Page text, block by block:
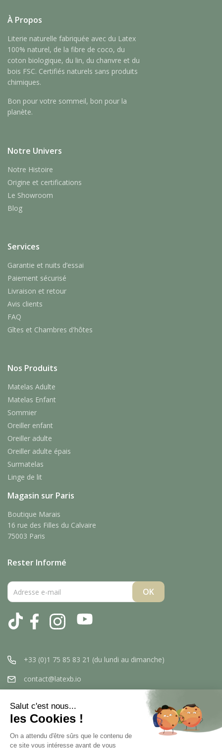
À Propos
Literie naturelle fabriquée avec du Latex
100% naturel, de la fibre de coco, du
coton biologique, du lin, du chanvre et du
bois FSC. Certifiés naturels sans produits
chimiques.
Bon pour votre sommeil, bon pour la
planète.
Notre Univers
Notre Histoire
Origine et certifications
Le Showroom
Blog
Services
Garantie et nuits d’essai
Paiement sécurisé
Livraison et retour
Avis clients
FAQ
Gîtes et Chambres d'hôtes
Nos Produits
Matelas Adulte
Matelas Enfant
Sommier
Oreiller enfant
Oreiller adulte
Oreiller adulte épais
Surmatelas
Linge de lit
Magasin sur Paris
Boutique Marais
16 rue des Filles du Calvaire
75003 Paris
Rester Informé
Facebook YouTube
Tiktok Instagram
+33 (0)1 75 85 83 21 (du lundi au dimanche)
contact@latexb.io
Salut c'est nous...
les Cookies !
On a attendu d'être sûrs que le contenu de
ce site vous intéresse avant de vous